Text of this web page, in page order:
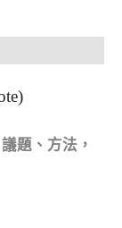
題、方法，